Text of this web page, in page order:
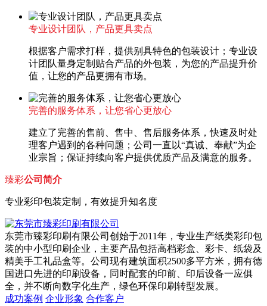
专业设计团队，产品更具卖点
根据客户需求打样，提供别具特色的包装设计；专业设
计团队量身定制贴合产品的外包装，为您的产品提升价
值，让您的产品更拥有市场。
完善的服务体系，让您省心更放心
建立了完善的售前、售中、售后服务体系，快速及时处
理客户遇到的各种问题；公司一直以“真诚、奉献”为企
业宗旨；保证持续向客户提供优质产品及满意的服务。
臻彩公司简介
专业彩印包装定制，有效提升知名度
东莞市臻彩印刷有限公司创始于2011年，专业生产纸类彩印包
装的中小型印刷企业，主要产品包括高档彩盒、彩卡、纸袋及
精美手工礼品盒等。公司现有建筑面积2500多平方米，拥有德
国进口先进的印刷设备，同时配套的印前、印后设备一应俱
全，并不断向数字化生产，绿色环保印刷转型发展。
成功案例 企业形象 合作客户